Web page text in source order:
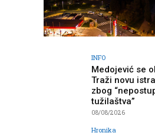
INFO
Medojević se
Traži novu
zbog
tužilaštva”
08/08/2026
Hronika